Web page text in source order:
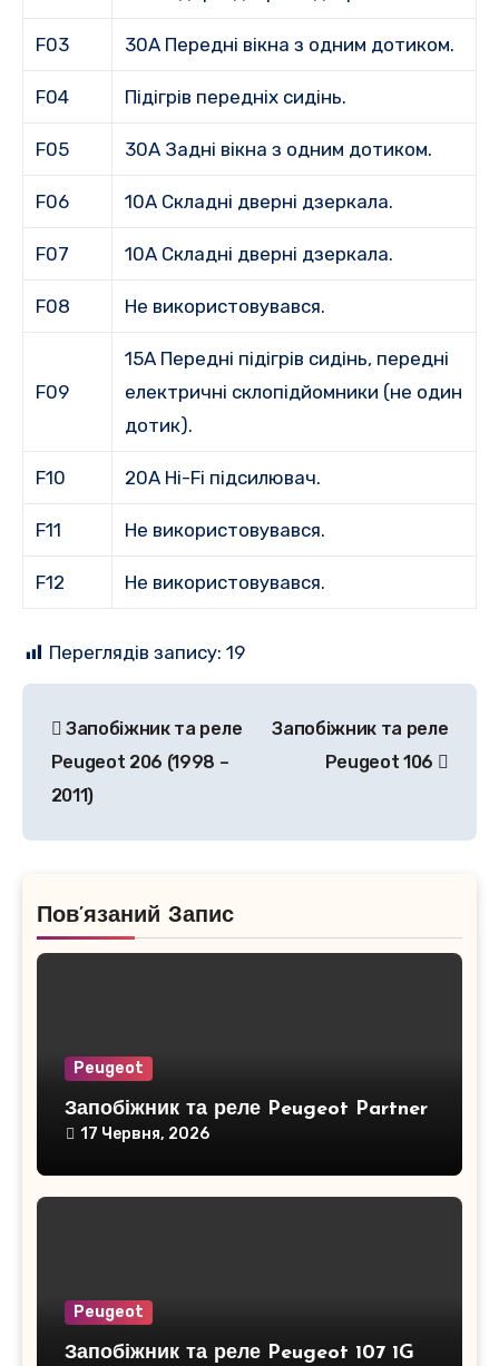
F03 30A Передні вікна з одним дотиком.
F04 Підігрів передніх сидінь.
F05 30A Задні вікна з одним дотиком.
F06 10A Складні дверні дзеркала.
F07 10A Складні дверні дзеркала.
F08 Не використовувався.
F09
15A Передні підігрів сидінь, передні
електричні склопідйомники (не один
дотик).
F10 20A Hi-Fi підсилювач.
F11 Не використовувався.
F12 Не використовувався.
Переглядів запису: 19
записів
Запобіжник та реле
Peugeot 206 (1998 –
2011)
Запобіжник та реле
Peugeot 106
Пов’язаний Запис
Peugeot
Запобіжник та реле Peugeot Partner
17 Червня, 2026
Peugeot
Запобіжник та реле Peugeot 107 1G